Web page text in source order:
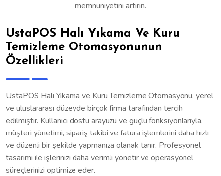
memnuniyetini artırın.
UstaPOS Halı Yıkama Ve Kuru
Temizleme Otomasyonunun
Özellikleri
UstaPOS Halı Yıkama ve Kuru Temizleme Otomasyonu, yerel
ve uluslararası düzeyde birçok firma tarafından tercih
edilmiştir. Kullanıcı dostu arayüzü ve güçlü fonksiyonlarıyla,
müşteri yönetimi, sipariş takibi ve fatura işlemlerini daha hızlı
ve düzenli bir şekilde yapmanıza olanak tanır. Profesyonel
tasarımı ile işlerinizi daha verimli yönetir ve operasyonel
süreçlerinizi optimize eder.